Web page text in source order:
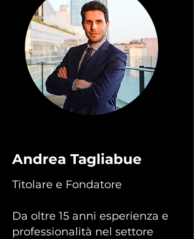
Andrea Tagliabue
Titolare e Fondatore
Da oltre 15 anni esperienza e
professionalità nel settore